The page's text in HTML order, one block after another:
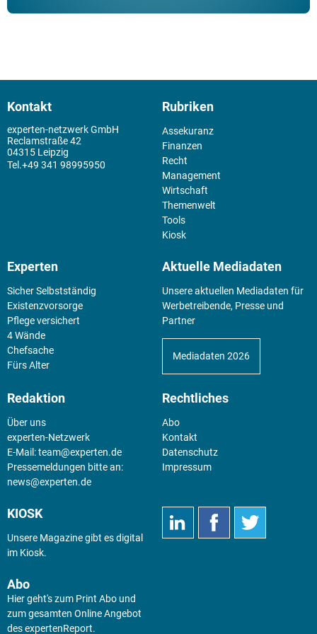
Kontakt
experten-netzwerk GmbH
Reclamstraße 42
04315 Leipzig
+49 341 98995950
Rubriken
Assekuranz
Finanzen
Recht
Management
Wirtschaft
Themenwelt
Tools
Kiosk
Experten
Sicher Selbstständig
Existenz­vorsorge
Pflege versichert
4 Wände
Chefsache
Fürs Alter
Aktuelle Mediadaten
Unsere aktuellen Mediadaten für
Werbetreibende, Presse und
Partner
Mediadaten 2026
Redaktion
Über uns
experten-Netzwerk
E-Mail:team@experten.de
Pressemeldungen bitte an:
news@experten.de
Rechtliches
Abo
Kontakt
Datenschutz
Impressum
KIOSK
Unsere Magazine gibt es digital
im Kiosk.
Abo
Hier geht's zum Print Abo und
zum gesamten Online Angebot
des expertenReport.